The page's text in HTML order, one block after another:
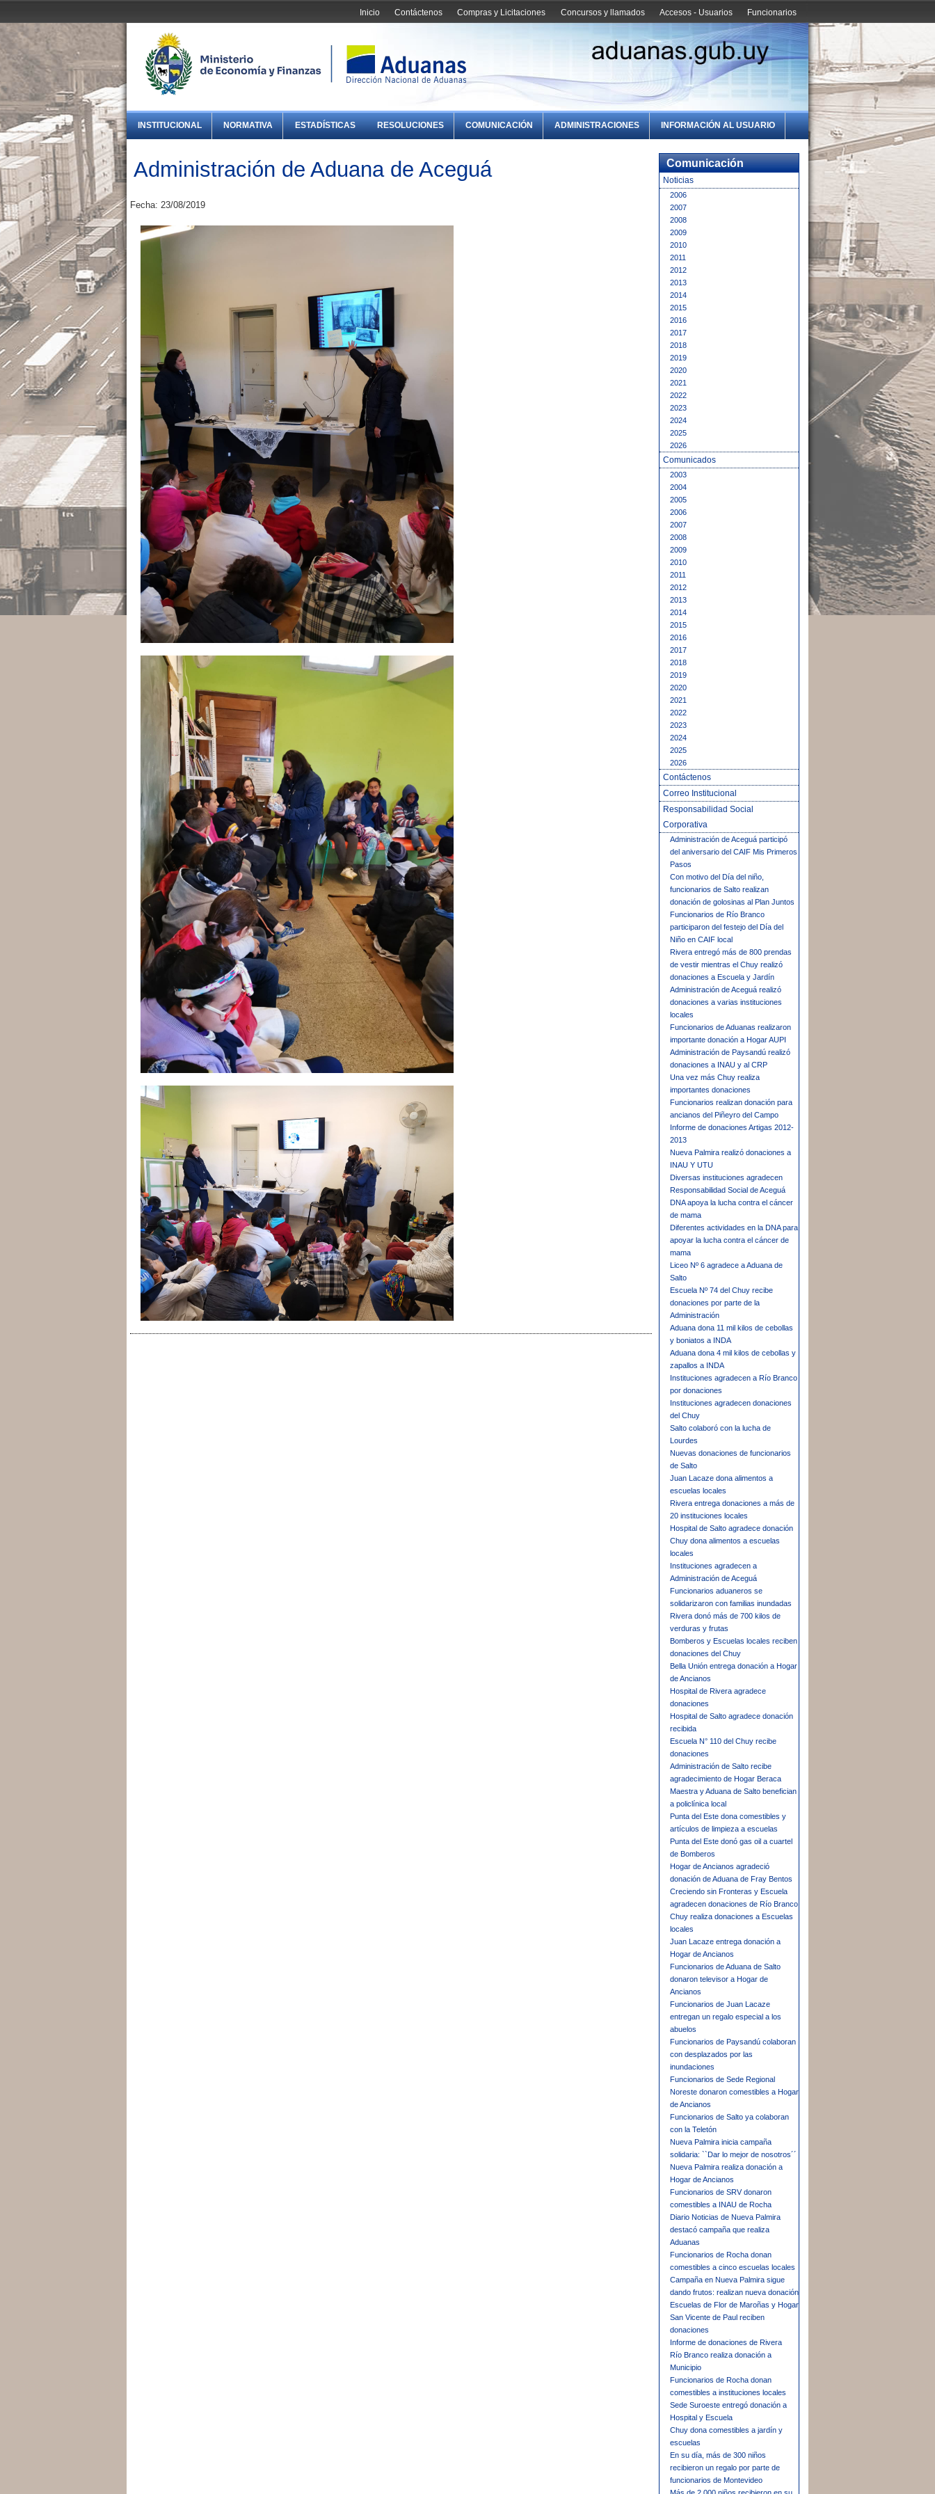
Funcionarios
Accesos - Usuarios
Concursos y llamados
Compras y Licitaciones
Contáctenos
Inicio
INSTITUCIONAL NORMATIVA ESTADÍSTICAS RESOLUCIONES COMUNICACIÓN ADMINISTRACIONES INFORMACIÓN AL USUARIO
Administración de Aduana de Aceguá
Fecha: 23/08/2019
Comunicación
Noticias
2006
2007
2008
2009
2010
2011
2012
2013
2014
2015
2016
2017
2018
2019
2020
2021
2022
2023
2024
2025
2026
Comunicados
2003
2004
2005
2006
2007
2008
2009
2010
2011
2012
2013
2014
2015
2016
2017
2018
2019
2020
2021
2022
2023
2024
2025
2026
Contáctenos
Correo Institucional
Responsabilidad Social
Corporativa
Administración de Aceguá participó
del aniversario del CAIF Mis Primeros
Pasos
Con motivo del Día del niño,
funcionarios de Salto realizan
donación de golosinas al Plan Juntos
Funcionarios de Río Branco
participaron del festejo del Día del
Niño en CAIF local
Rivera entregó más de 800 prendas
de vestir mientras el Chuy realizó
donaciones a Escuela y Jardín
Administración de Aceguá realizó
donaciones a varias instituciones
locales
Funcionarios de Aduanas realizaron
importante donación a Hogar AUPI
Administración de Paysandú realizó
donaciones a INAU y al CRP
Una vez más Chuy realiza
importantes donaciones
Funcionarios realizan donación para
ancianos del Piñeyro del Campo
Informe de donaciones Artigas 2012-
2013
Nueva Palmira realizó donaciones a
INAU Y UTU
Diversas instituciones agradecen
Responsabilidad Social de Aceguá
DNA apoya la lucha contra el cáncer
de mama
Diferentes actividades en la DNA para
apoyar la lucha contra el cáncer de
mama
Liceo Nº 6 agradece a Aduana de
Salto
Escuela Nº 74 del Chuy recibe
donaciones por parte de la
Administración
Aduana dona 11 mil kilos de cebollas
y boniatos a INDA
Aduana dona 4 mil kilos de cebollas y
zapallos a INDA
Instituciones agradecen a Río Branco
por donaciones
Instituciones agradecen donaciones
del Chuy
Salto colaboró con la lucha de
Lourdes
Nuevas donaciones de funcionarios
de Salto
Juan Lacaze dona alimentos a
escuelas locales
Rivera entrega donaciones a más de
20 instituciones locales
Hospital de Salto agradece donación
Chuy dona alimentos a escuelas
locales
Instituciones agradecen a
Administración de Aceguá
Funcionarios aduaneros se
solidarizaron con familias inundadas
Rivera donó más de 700 kilos de
verduras y frutas
Bomberos y Escuelas locales reciben
donaciones del Chuy
Bella Unión entrega donación a Hogar
de Ancianos
Hospital de Rivera agradece
donaciones
Hospital de Salto agradece donación
recibida
Escuela N° 110 del Chuy recibe
donaciones
Administración de Salto recibe
agradecimiento de Hogar Beraca
Maestra y Aduana de Salto benefician
a policlínica local
Punta del Este dona comestibles y
artículos de limpieza a escuelas
Punta del Este donó gas oil a cuartel
de Bomberos
Hogar de Ancianos agradeció
donación de Aduana de Fray Bentos
Creciendo sin Fronteras y Escuela
agradecen donaciones de Río Branco
Chuy realiza donaciones a Escuelas
locales
Juan Lacaze entrega donación a
Hogar de Ancianos
Funcionarios de Aduana de Salto
donaron televisor a Hogar de
Ancianos
Funcionarios de Juan Lacaze
entregan un regalo especial a los
abuelos
Funcionarios de Paysandú colaboran
con desplazados por las
inundaciones
Funcionarios de Sede Regional
Noreste donaron comestibles a Hogar
de Ancianos
Funcionarios de Salto ya colaboran
con la Teletón
Nueva Palmira inicia campaña
solidaria: ``Dar lo mejor de nosotros´´
Nueva Palmira realiza donación a
Hogar de Ancianos
Funcionarios de SRV donaron
comestibles a INAU de Rocha
Diario Noticias de Nueva Palmira
destacó campaña que realiza
Aduanas
Funcionarios de Rocha donan
comestibles a cinco escuelas locales
Campaña en Nueva Palmira sigue
dando frutos: realizan nueva donación
Escuelas de Flor de Maroñas y Hogar
San Vicente de Paul reciben
donaciones
Informe de donaciones de Rivera
Río Branco realiza donación a
Municipio
Funcionarios de Rocha donan
comestibles a instituciones locales
Sede Suroeste entregó donación a
Hospital y Escuela
Chuy dona comestibles a jardín y
escuelas
En su día, más de 300 niños
recibieron un regalo por parte de
funcionarios de Montevideo